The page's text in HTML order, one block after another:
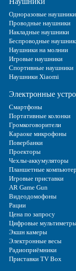
Одноразовые наушники
Проводные наушники
Накладные наушники
Беспроводные
Наушники на молнии
Игровые наушники
Спортивные наушники
Наушники Xiaomi
Электронные
Смартфоны
Портативные колонки
Громкоговорители
Караоке микрофоны
Повербанки
Проекторы
Чехлы-аккумуляторы
Планшетные
Игровые приставки
AR Game Gun
Видеодомофоны
Рации
Цена по запросу
Цифровые
Экшн камеры
Электронные весы
Радиоприёмники
Приставки TV Box